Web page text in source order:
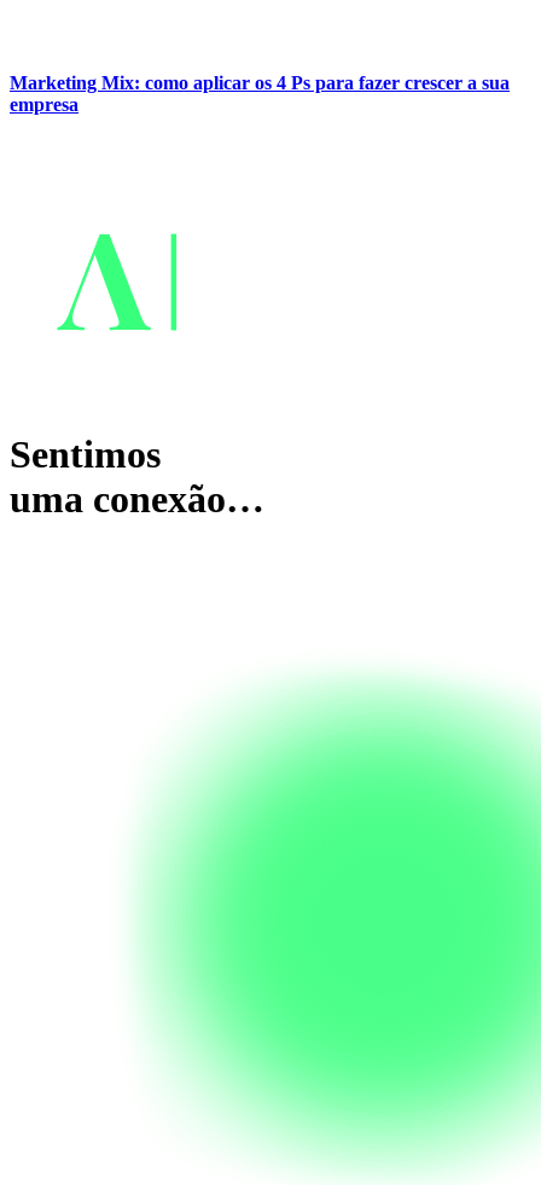
Marketing Mix: como aplicar os 4 Ps para fazer crescer a sua
empresa
Sentimos
uma conexão…